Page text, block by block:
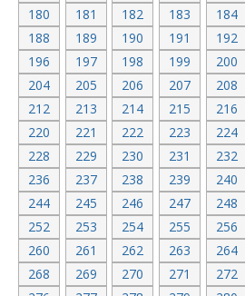
180
181 182 183 184
188
189 190 191 192
196
197 198 199 200
204
205 206 207 208
212
213 214 215 216
220
221 222 223 224
228
229 230 231 232
236
237 238 239 240
244
245 246 247 248
252
253 254 255 256
260
261 262 263 264
268
269 270 271 272